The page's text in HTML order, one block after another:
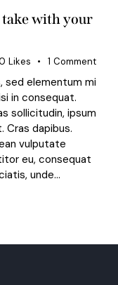
with your
Likes 1 Comment
sed elementum mi
in consequat.
sollicitudin, ipsum
Cras dapibus.
vulputate
eu, consequat
unde…